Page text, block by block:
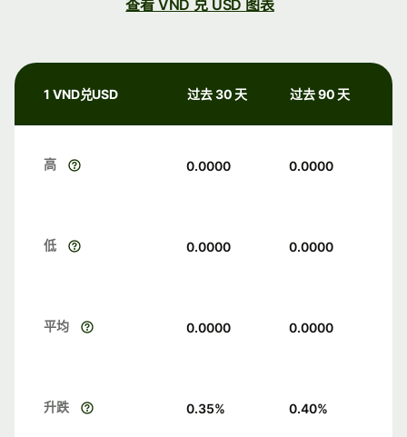
查看 VND 兑 USD 图表
1 VND兑USD 过去 30 天 过去 90 天
高 0.0000 0.0000
低 0.0000 0.0000
平均 0.0000 0.0000
升跌 0.35% 0.40%